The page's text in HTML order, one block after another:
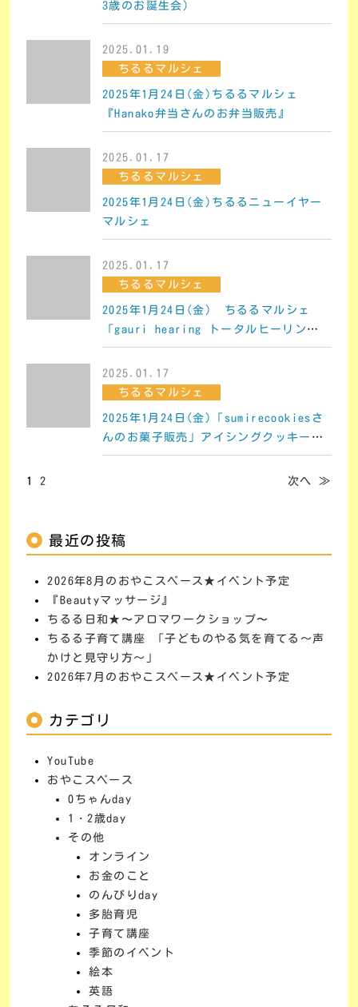
3歳のお誕生会）
2025.01.19
ちるるマルシェ
2025年1月24日(金)ちるるマルシェ
『Hanako弁当さんのお弁当販売』
2025.01.17
ちるるマルシェ
2025年1月24日(金)ちるるニューイヤー
マルシェ
2025.01.17
ちるるマルシェ
2025年1月24日(金) ちるるマルシェ
「gauri hearing トータルヒーリング
サロン 」
2025.01.17
ちるるマルシェ
2025年1月24日(金)「sumirecookiesさ
んのお菓子販売」アイシングクッキー・
カヌレ他
1 2 次へ ≫
最近の投稿
2026年8月のおやこスペース★イベント予定
『Beautyマッサージ』
ちるる日和★〜アロマワークショップ〜
ちるる子育て講座 「子どものやる気を育てる～声
かけと見守り方～」
2026年7月のおやこスペース★イベント予定
カテゴリ
YouTube
おやこスペース
0ちゃんday
1・2歳day
その他
オンライン
お金のこと
のんびりday
多胎育児
子育て講座
季節のイベント
絵本
英語